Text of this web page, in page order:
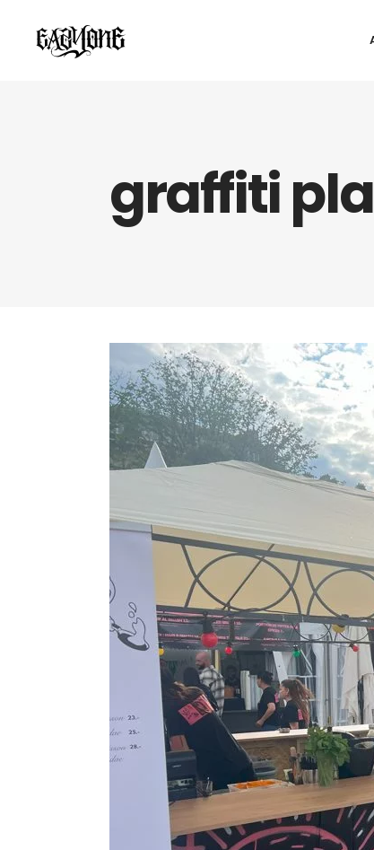
graffiti